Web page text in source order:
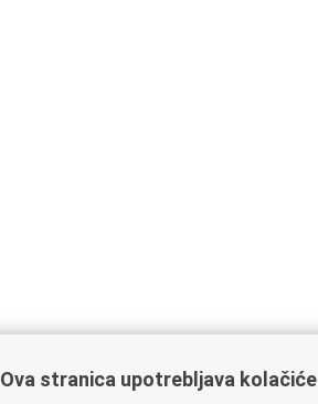
Ova stranica upotrebljava kolačiće